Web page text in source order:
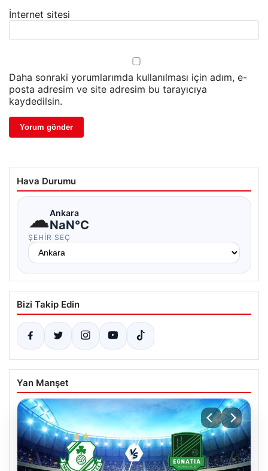
İnternet sitesi
Daha sonraki yorumlarımda kullanılması için adım, e-
posta adresim ve site adresim bu tarayıcıya
kaydedilsin.
Hava Durumu
☁Ankara
NaN°C
ŞEHIR SEÇ
Bizi Takip Edin
Yan Manşet